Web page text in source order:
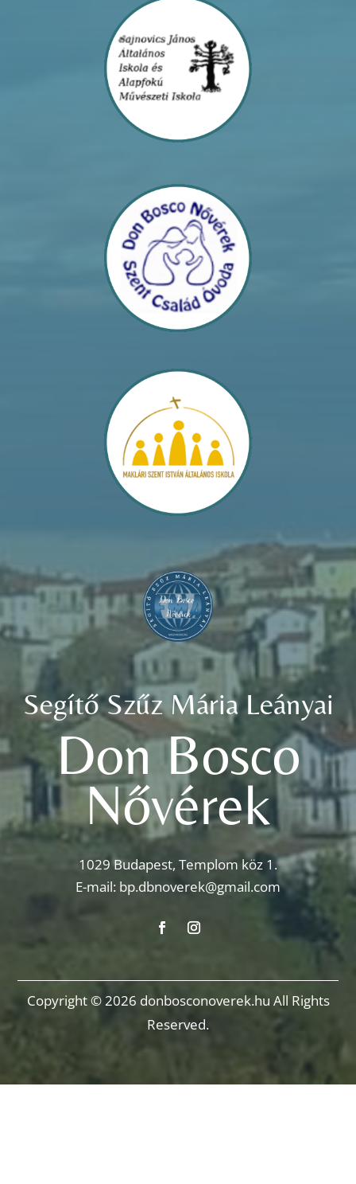
Segítő Szűz Mária Leányai
Don Bosco
Nővérek
1029 Budapest, Templom köz 1.
E-mail: bp.dbnoverek@gmail.com
Copyright © 2026 donbosconoverek.hu All Rights
Reserved.